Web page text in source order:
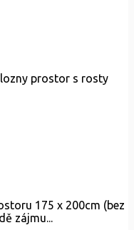
prostor s rosty
175 x 200cm (bez
zájmu...